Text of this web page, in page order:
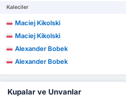
Kaleciler
Maciej Kikolski
Maciej Kikolski
Alexander Bobek
Alexander Bobek
Kupalar ve Unvanlar